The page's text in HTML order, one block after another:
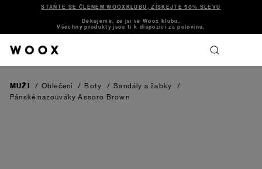
STAŇTE SE ČLENEM WOOXKLUBU, ZÍSKEJTE 50% SLEVU
Děkujeme, že jsi ve Woox klubu.
Všechny produkty jsou ti k dispozici za polovinu.
MUŽI / Oblečení / Boty / Sandály a žabky
/
Pánské nazouváky Assoro Brown